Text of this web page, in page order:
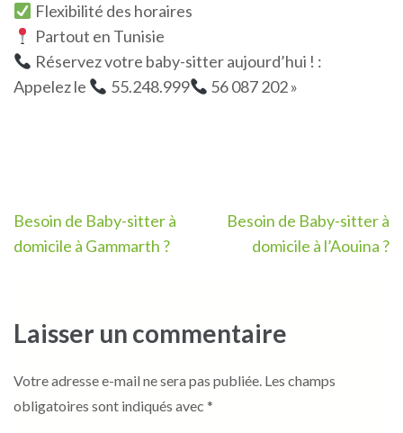
Flexibilité des horaires
Partout en Tunisie
Réservez votre baby-sitter aujourd’hui ! :
Appelez le
55.248.999 56 087 202 »
Navigation
de
Besoin de Baby-sitter à
domicile à Gammarth ?
Besoin de Baby-sitter à
domicile à l’Aouina ?
Laisser un commentaire
Votre adresse e-mail ne sera pas publiée. Les champs
obligatoires sont indiqués avec *